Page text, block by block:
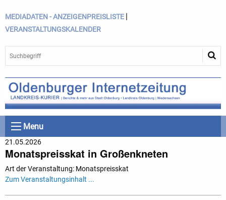
MEDIADATEN - ANZEIGENPREISLISTE |
VERANSTALTUNGSKALENDER
Menu
21.05.2026
Monatspreisskat in Großenkneten
Art der Veranstaltung: Monatspreisskat
Zum Veranstaltungsinhalt ...